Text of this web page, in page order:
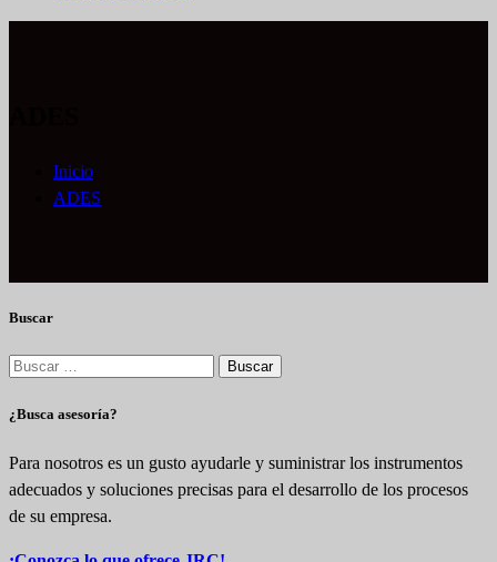
Inicio
ADES
Buscar
Buscar:
¿Busca asesoría?
Para nosotros es un gusto ayudarle y suministrar los instrumentos
adecuados y soluciones precisas para el desarrollo de los procesos
de su empresa.